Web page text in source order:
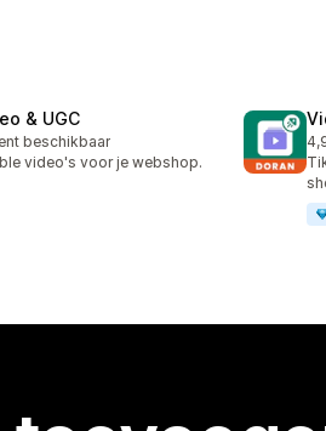
& UGC
beschikbaar
video's voor je webshop.